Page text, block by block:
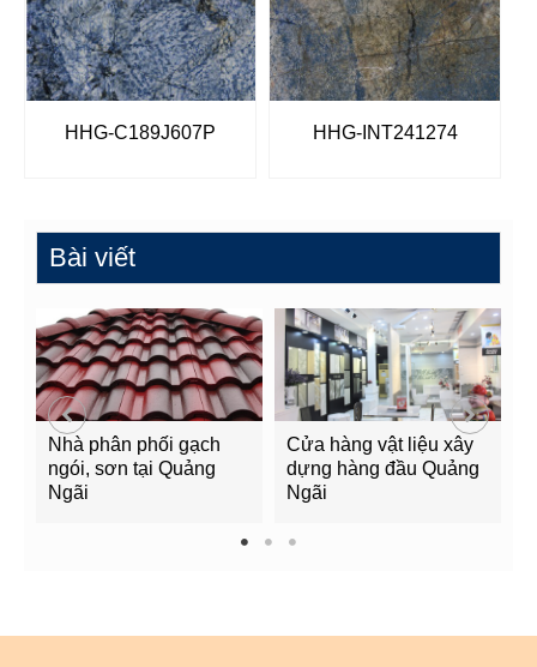
HHG-C189J607P HHG-INT241274
Bài viết
Nhà phân phối gạch
ngói, sơn tại Quảng
Ngãi
Cửa hàng vật liệu xây
dựng hàng đầu Quảng
Ngãi
1 2 3